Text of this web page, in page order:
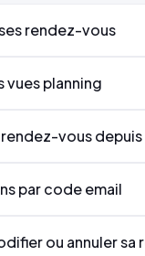
rendez-vous
vues planning
vous
par code email
ou annuler sa